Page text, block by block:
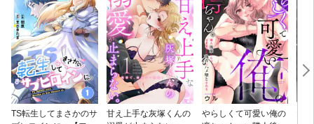
TS転生してまさかのサ
甘え上手な灰塚くんの
やらしくて可愛い俺の